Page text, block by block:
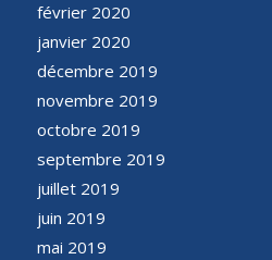
février 2020
janvier 2020
décembre 2019
novembre 2019
octobre 2019
septembre 2019
juillet 2019
juin 2019
mai 2019